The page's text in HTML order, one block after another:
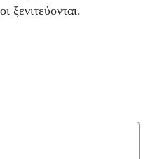
ξενιτεύονται.